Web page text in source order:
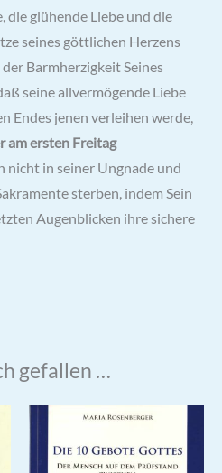
die glühende Liebe und die
seines göttlichen Herzens
Barmherzigkeit Seines
seine allvermögende Liebe
Endes jenen verleihen werde,
am ersten Freitag
nicht in seiner Ungnade und
sterben, indem Sein
Augenblicken ihre sichere
gefallen …